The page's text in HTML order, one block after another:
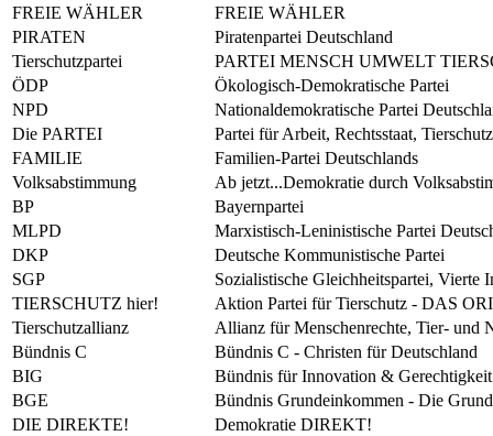
FREIE WÄHLER
FREIE WÄHLER
PIRATEN
Piratenpartei Deutschland
Tierschutzpartei
PARTEI MENSCH UMWELT
ÖDP
Ökologisch-Demokratische Partei
NPD
Nationaldemokratische Partei
Die PARTEI
Partei für Arbeit, Rechtsstaat,
FAMILIE
Familien-Partei Deutschlands
Volksabstimmung
Ab jetzt...Demokratie durch
BP
Bayernpartei
MLPD
Marxistisch-Leninistische Partei
DKP
Deutsche Kommunistische Partei
SGP
Sozialistische Gleichheitspartei, Vierte
TIERSCHUTZ hier!
Aktion Partei für Tierschutz - DAS
Tierschutzallianz
Allianz für Menschenrechte, Tier- und
Bündnis C
Bündnis C - Christen für Deutschland
BIG
Bündnis für Innovation & Gerechtigkeit
BGE
Bündnis Grundeinkommen - Die
DIE DIREKTE!
Demokratie DIREKT!